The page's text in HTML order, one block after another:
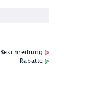
Beschreibung
Rabatte